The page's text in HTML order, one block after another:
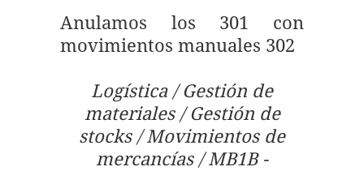
Anulamos los 301 con
movimientos manuales 302
Logística / Gestión de
materiales / Gestión de
stocks / Movimientos de
mercancías / MB1B -